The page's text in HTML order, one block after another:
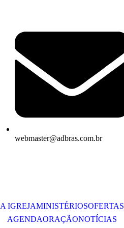
webmaster@adbras.com.br
A IGREJAMINISTÉRIOSOFERTAS
AGENDAORAÇÃONOTÍCIAS